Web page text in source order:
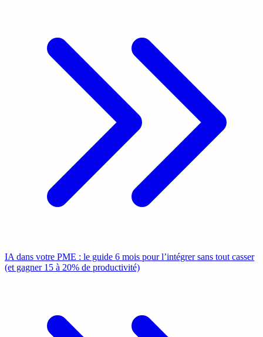
IA dans votre PME : le guide 6 mois pour l’intégrer sans tout casser
(et gagner 15 à 20% de productivité)